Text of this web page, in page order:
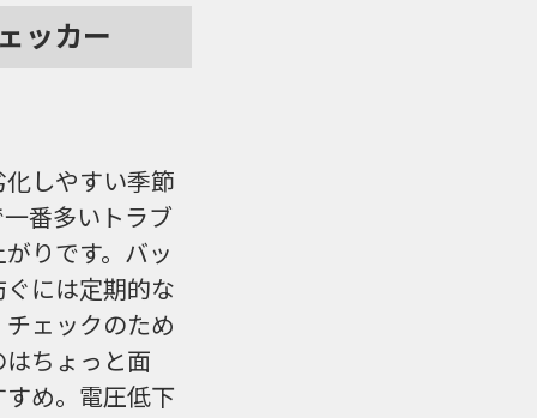
ッカー
しやすい季節
番多いトラブ
りです。バッ
には定期的な
ェックのため
ちょっと面
め。電圧低下